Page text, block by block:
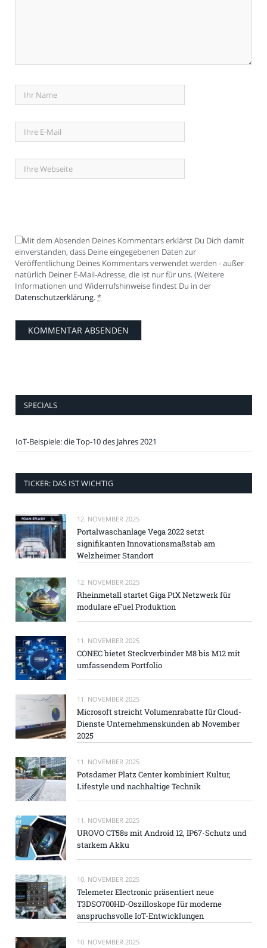
Mit dem Absenden Deines Kommentars erklärst Du Dich damit
einverstanden, dass Deine eingegebenen Daten zur
Veröffentlichung Deines Kommentars verwendet werden - außer
natürlich Deiner E-Mail-Adresse, die ist nur für uns. (Weitere
Informationen und Widerrufshinweise findest Du in der
Datenschutzerklärung.*
SPECIALS
IoT-Beispiele: die Top-10 des Jahres 2021
TICKER: DAS IST WICHTIG
12. NOVEMBER 2025
Portalwaschanlage Vega 2022 setzt
signifikanten Innovationsmaßstab am
Welzheimer Standort
12. NOVEMBER 2025
Rheinmetall startet Giga PtX Netzwerk für
modulare eFuel Produktion
11. NOVEMBER 2025
CONEC bietet Steckverbinder M8 bis M12 mit
umfassendem Portfolio
11. NOVEMBER 2025
Microsoft streicht Volumenrabatte für Cloud-
Dienste Unternehmenskunden ab November
2025
11. NOVEMBER 2025
Potsdamer Platz Center kombiniert Kultur,
Lifestyle und nachhaltige Technik
11. NOVEMBER 2025
UROVO CT58s mit Android 12, IP67-Schutz und
starkem Akku
10. NOVEMBER 2025
Telemeter Electronic präsentiert neue
T3DSO700HD-Oszilloskope für moderne
anspruchsvolle IoT-Entwicklungen
10. NOVEMBER 2025